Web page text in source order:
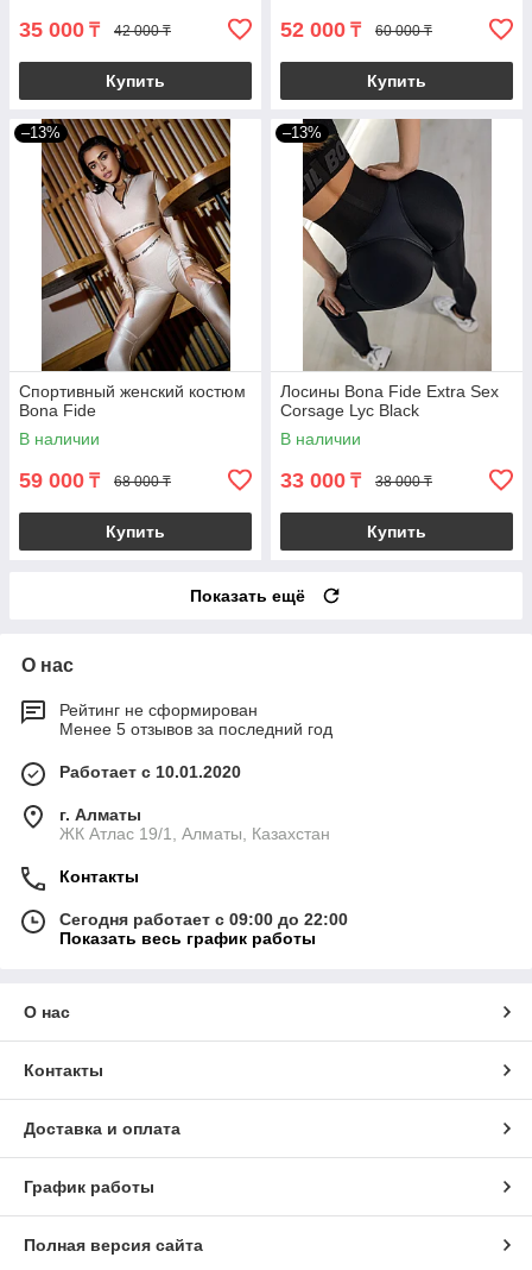
35 000 ₸ 42 000 ₸
Купить
52 000 ₸ 60 000 ₸
Купить
–13%
Спортивный женский костюм
Bona Fide
В наличии
59 000 ₸ 68 000 ₸
Купить
–13%
Лосины Bona Fide Extra Sex
Corsage Lyc Black
В наличии
33 000 ₸ 38 000 ₸
Купить
Показать ещё
О нас
Рейтинг не сформирован
Менее 5 отзывов за последний год
Работает с 10.01.2020
г. Алматы
ЖК Атлас 19/1, Алматы, Казахстан
Контакты
Сегодня работает с 09:00 до 22:00
Показать весь график работы
О нас
Контакты
Доставка и оплата
График работы
Полная версия сайта